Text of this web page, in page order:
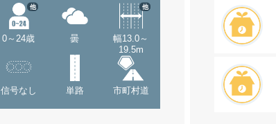
0～24歳
他
曇
幅13.0～
19.5m
他
信号なし 単路 市町村道